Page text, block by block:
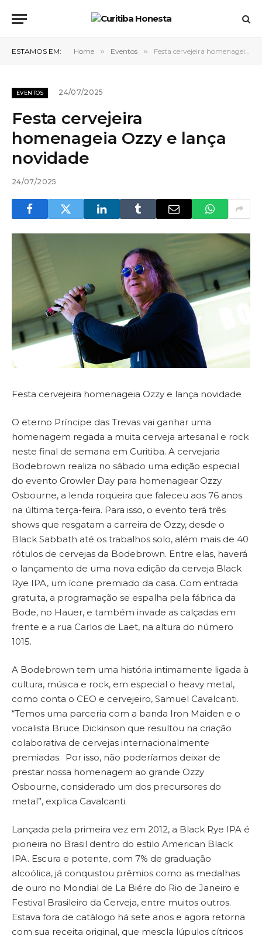
ESTAMOS EM: Home » Eventos » Festa cervejeira homenageia Ozzy e lança novidade
EVENTOS 24/07/2025
Festa cervejeira
homenageia Ozzy e lança
novidade
24/07/2025
Festa cervejeira homenageia Ozzy e lança novidade
O eterno Príncipe das Trevas vai ganhar uma
homenagem regada a muita cerveja artesanal e rock
neste final de semana em Curitiba. A cervejaria
Bodebrown realiza no sábado uma edição especial
do evento Growler Day para homenagear Ozzy
Osbourne, a lenda roqueira que faleceu aos 76 anos
na última terça-feira. Para isso, o evento terá três
shows que resgatam a carreira de Ozzy, desde o
Black Sabbath até os trabalhos solo, além mais de 40
rótulos de cervejas da Bodebrown. Entre elas, haverá
o lançamento de uma nova edição da cerveja Black
Rye IPA, um ícone premiado da casa. Com entrada
gratuita, a programação se espalha pela fábrica da
Bode, no Hauer, e também invade as calçadas em
frente e a rua Carlos de Laet, na altura do número
1015.
A Bodebrown tem uma história intimamente ligada à
cultura, música e rock, em especial o heavy metal,
como conta o CEO e cervejeiro, Samuel Cavalcanti.
“Temos uma parceria com a banda Iron Maiden e o
vocalista Bruce Dickinson que resultou na criação
colaborativa de cervejas internacionalmente
premiadas. Por isso, não poderíamos deixar de
prestar nossa homenagem ao grande Ozzy
Osbourne, considerado um dos precursores do
metal”, explica Cavalcanti.
Lançada pela primeira vez em 2012, a Black Rye IPA é
pioneira no Brasil dentro do estilo American Black
IPA. Escura e potente, com 7% de graduação
alcoólica, já conquistou prêmios como as medalhas
de ouro no Mondial de La Biére do Rio de Janeiro e
Festival Brasileiro da Cerveja, entre muitos outros.
Estava fora de catálogo há sete anos e agora retorna
com sua receita original, que mescla lúpulos cítricos